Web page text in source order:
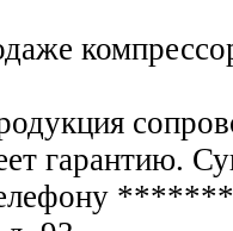
гарантию.